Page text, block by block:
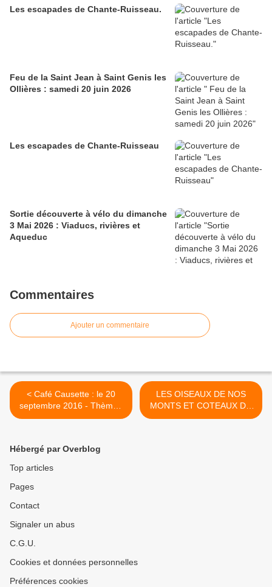
Les escapades de Chante-Ruisseau.
Feu de la Saint Jean à Saint Genis les
Ollières : samedi 20 juin 2026
Les escapades de Chante-Ruisseau
Sortie découverte à vélo du dimanche
3 Mai 2026 : Viaducs, rivières et
Aqueduc
Commentaires
Ajouter un commentaire
< Café Causette : le 20
septembre 2016 - Thème :
Voyager Autrement
LES OISEAUX DE NOS
MONTS ET COTEAUX DU
LYONNAIS >
Hébergé par Overblog
Top articles
Pages
Contact
Signaler un abus
C.G.U.
Cookies et données personnelles
Préférences cookies